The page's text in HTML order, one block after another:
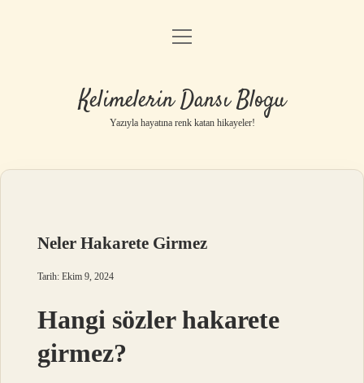
Anasayfa
Yasal Uyarı
menüyü
Kelimelerin Dansı Blogu
Yazıyla hayatına renk katan hikayeler!
Neler Hakarete Girmez
Tarih: Ekim 9, 2024
Hangi sözler hakarete
girmez?